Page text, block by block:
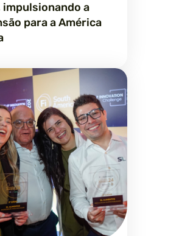
impulsionando a
para a América